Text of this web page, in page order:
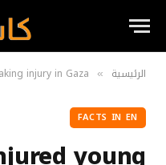
الرئيسية »
Saleh Al-Jaafarawi faking injury in Gaza
FACTS IN EN